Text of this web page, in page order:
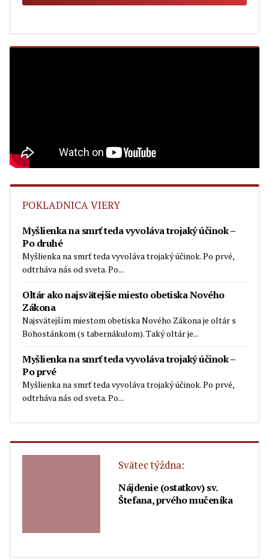
POKLADNICA VIERY
Myšlienka na smrť teda vyvoláva trojaký účinok –
Po druhé
Myšlienka na smrť teda vyvoláva trojaký účinok. Po prvé,
odtrháva nás od sveta. Po...
Oltár ako najsvätejšie miesto obetiska Nového
Zákona
Najsvätejším miestom obetiska Nového Zákona je oltár s
Bohostánkom (s tabernákulom). Taký oltár je...
Myšlienka na smrť teda vyvoláva trojaký účinok –
Po prvé
Myšlienka na smrť teda vyvoláva trojaký účinok. Po prvé,
odtrháva nás od sveta. Po...
Svätec týždna:
Nájdenie (ostatkov) sv.
Štefana, prvého mučeníka